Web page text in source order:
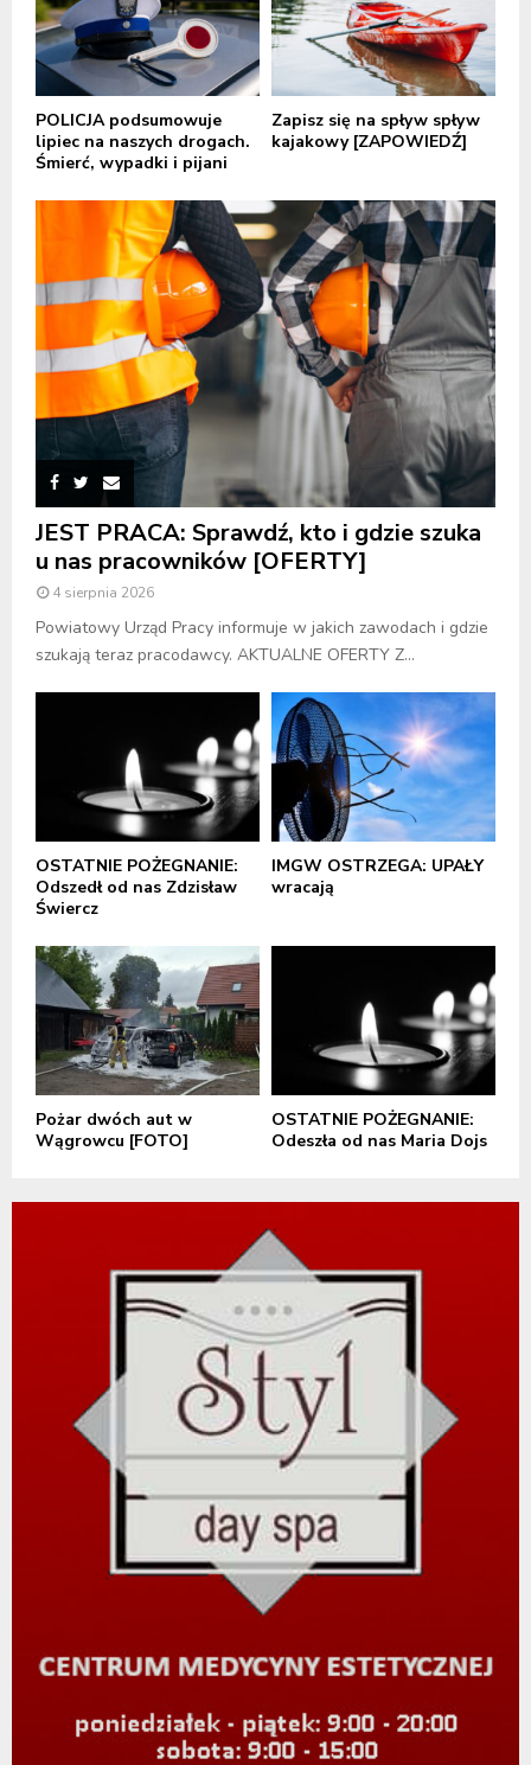
POLICJA podsumowuje
lipiec na naszych drogach.
Śmierć, wypadki i pijani
Zapisz się na spływ spływ
kajakowy [ZAPOWIEDŹ]
JEST PRACA: Sprawdź, kto i gdzie szuka
u nas pracowników [OFERTY]
4 sierpnia 2026
Powiatowy Urząd Pracy informuje w jakich zawodach i gdzie
szukają teraz pracodawcy. AKTUALNE OFERTY Z...
OSTATNIE POŻEGNANIE:
Odszedł od nas Zdzisław
Świercz
IMGW OSTRZEGA: UPAŁY
wracają
Pożar dwóch aut w
Wągrowcu [FOTO]
OSTATNIE POŻEGNANIE:
Odeszła od nas Maria Dojs